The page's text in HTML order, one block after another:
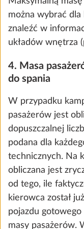
Pakiet
o poziomie
w aplikacji E-
specjalnych, które
seryjnego.
Informacje
każdego układu